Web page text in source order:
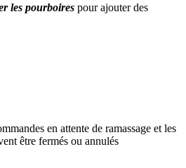
les pourboires pour ajouter des
en attente de ramassage et les
être fermés ou annulés